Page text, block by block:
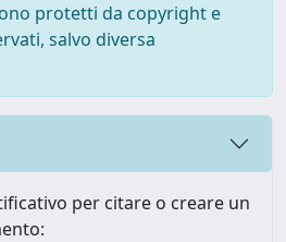
protetti da copyright e
salvo diversa
per citare o creare un